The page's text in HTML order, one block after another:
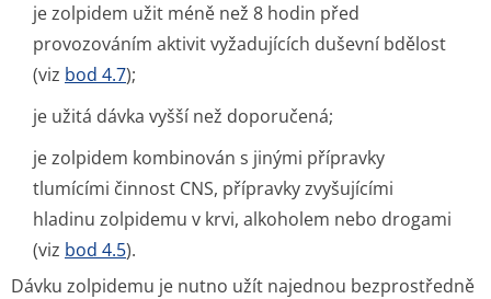
je zolpidem užit méně než 8 hodin před
provozováním aktivit vyžadujících duševní bdělost
(viz bod 4.7);
je užitá dávka vyšší než doporučená;
je zolpidem kombinován s jinými přípravky
tlumícími činnost CNS, přípravky zvyšujícími
hladinu zolpidemu v krvi, alkoholem nebo drogami
(viz bod 4.5).
Dávku zolpidemu je nutno užít najednou bezprostředně